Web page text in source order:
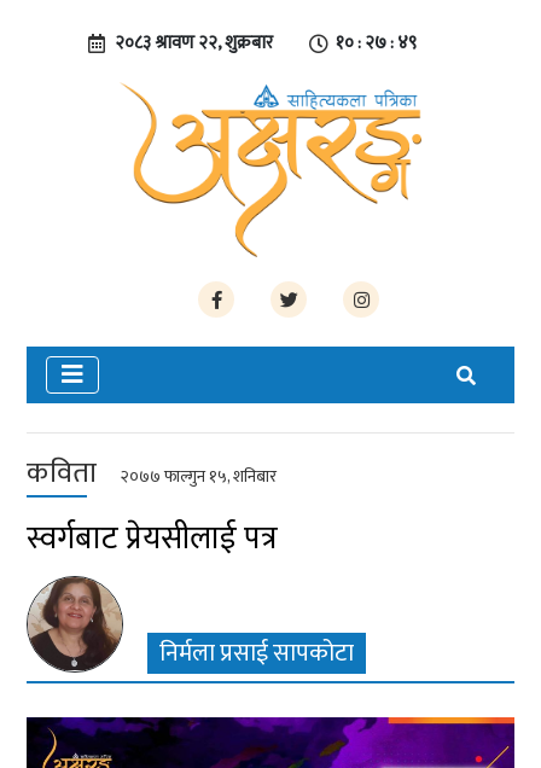
२०८३ श्रावण २२, शुक्रबार १० : २७ : ४९
कविता २०७७ फाल्गुन १५, शनिबार
स्वर्गबाट प्रेयसीलाई पत्र
निर्मला प्रसाई सापकोटा